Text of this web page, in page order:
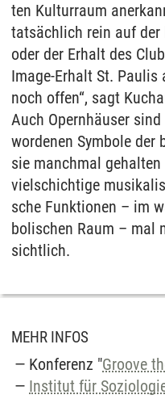
ten Kul­tur­raum
tatsächlich rein auf
oder der Er­halt des
Image-Er­halt St.
noch of­fen“, sagt
Auch Opernhäuser
wor­de­nen Sym­bo­le der
sie manch­mal
viel­schich­ti­ge
sche Funk­tio­nen – im
bo­li­schen Raum – mal
sicht­lich.
MEHR INFOS
Konferenz "Groove
Institut für